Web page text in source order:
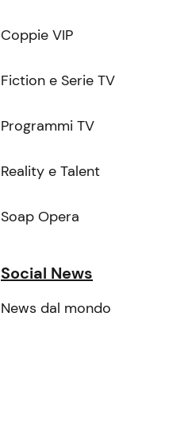
Coppie VIP
Fiction e Serie TV
Programmi TV
Reality e Talent
Soap Opera
Social News
News dal mondo